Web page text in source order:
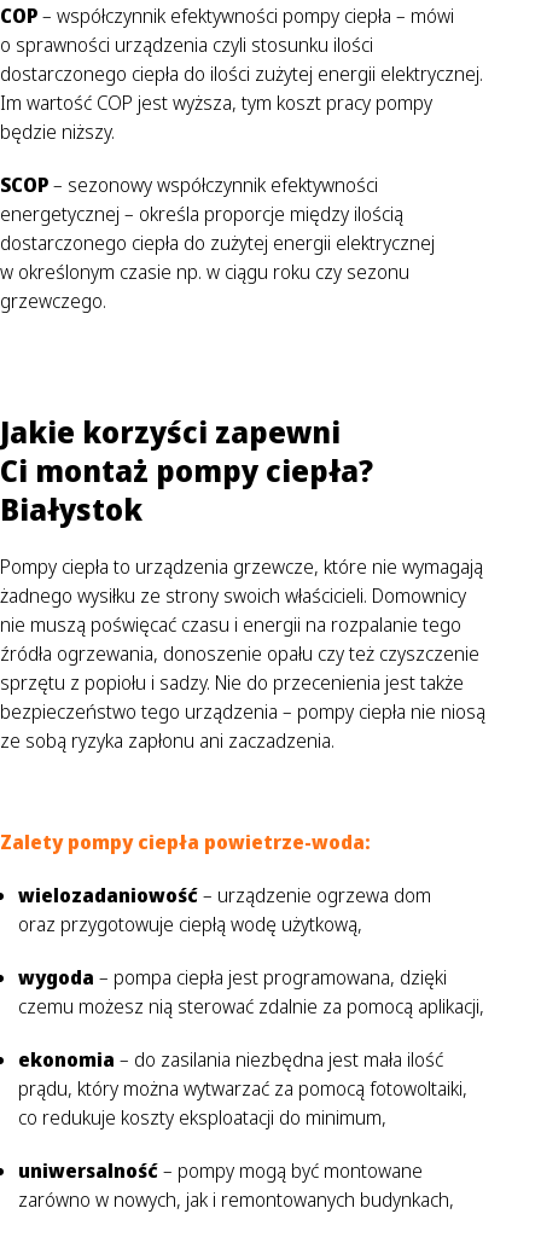
COP– współczynnik efektywności pompy ciepła – mówi
o sprawności urządzenia czyli stosunku ilości
dostarczonego ciepła do ilości zużytej energii elektrycznej.
Im wartość COP jest wyższa, tym koszt pracy pompy
będzie niższy.
SCOP– sezonowy współczynnik efektywności
energetycznej – określa proporcje między ilością
dostarczonego ciepła do zużytej energii elektrycznej
w określonym czasie np. w ciągu roku czy sezonu
grzewczego.
Jakie korzyści zapewni
Ci montaż pompy ciepła?
Białystok
Pompy ciepła to urządzenia grzewcze, które nie wymagają
żadnego wysiłku ze strony swoich właścicieli. Domownicy
nie muszą poświęcać czasu i energii na rozpalanie tego
źródła ogrzewania, donoszenie opału czy też czyszczenie
sprzętu z popiołu i sadzy. Nie do przecenienia jest także
bezpieczeństwo tego urządzenia – pompy ciepła nie niosą
ze sobą ryzyka zapłonu ani zaczadzenia.
Zalety pompy ciepła powietrze-woda:
wielozadaniowość– urządzenie ogrzewa dom
oraz przygotowuje ciepłą wodę użytkową,
wygoda – pompa ciepła jest programowana, dzięki
czemu możesz nią sterować zdalnie za pomocą aplikacji,
ekonomia – do zasilania niezbędna jest mała ilość
prądu, który można wytwarzać za pomocą fotowoltaiki,
co redukuje koszty eksploatacji do minimum,
uniwersalność– pompy mogą być montowane
zarówno w nowych, jak i remontowanych budynkach,